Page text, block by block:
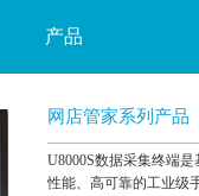
产品
最新推荐
硬件产品
物
软
网店管家系列产品
U8000S数据采集终端
性能、高可靠的工业级